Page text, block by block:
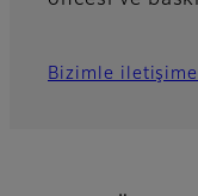
Bizimle